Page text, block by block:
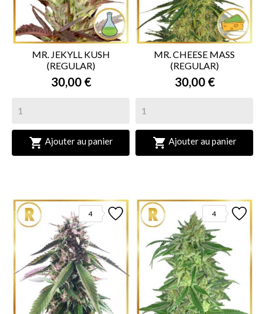
MR. JEKYLL KUSH
(REGULAR)
30,00 €
 Ajouter au panier
MR. CHEESE MASS
(REGULAR)
30,00 €
 Ajouter au panier
4 4